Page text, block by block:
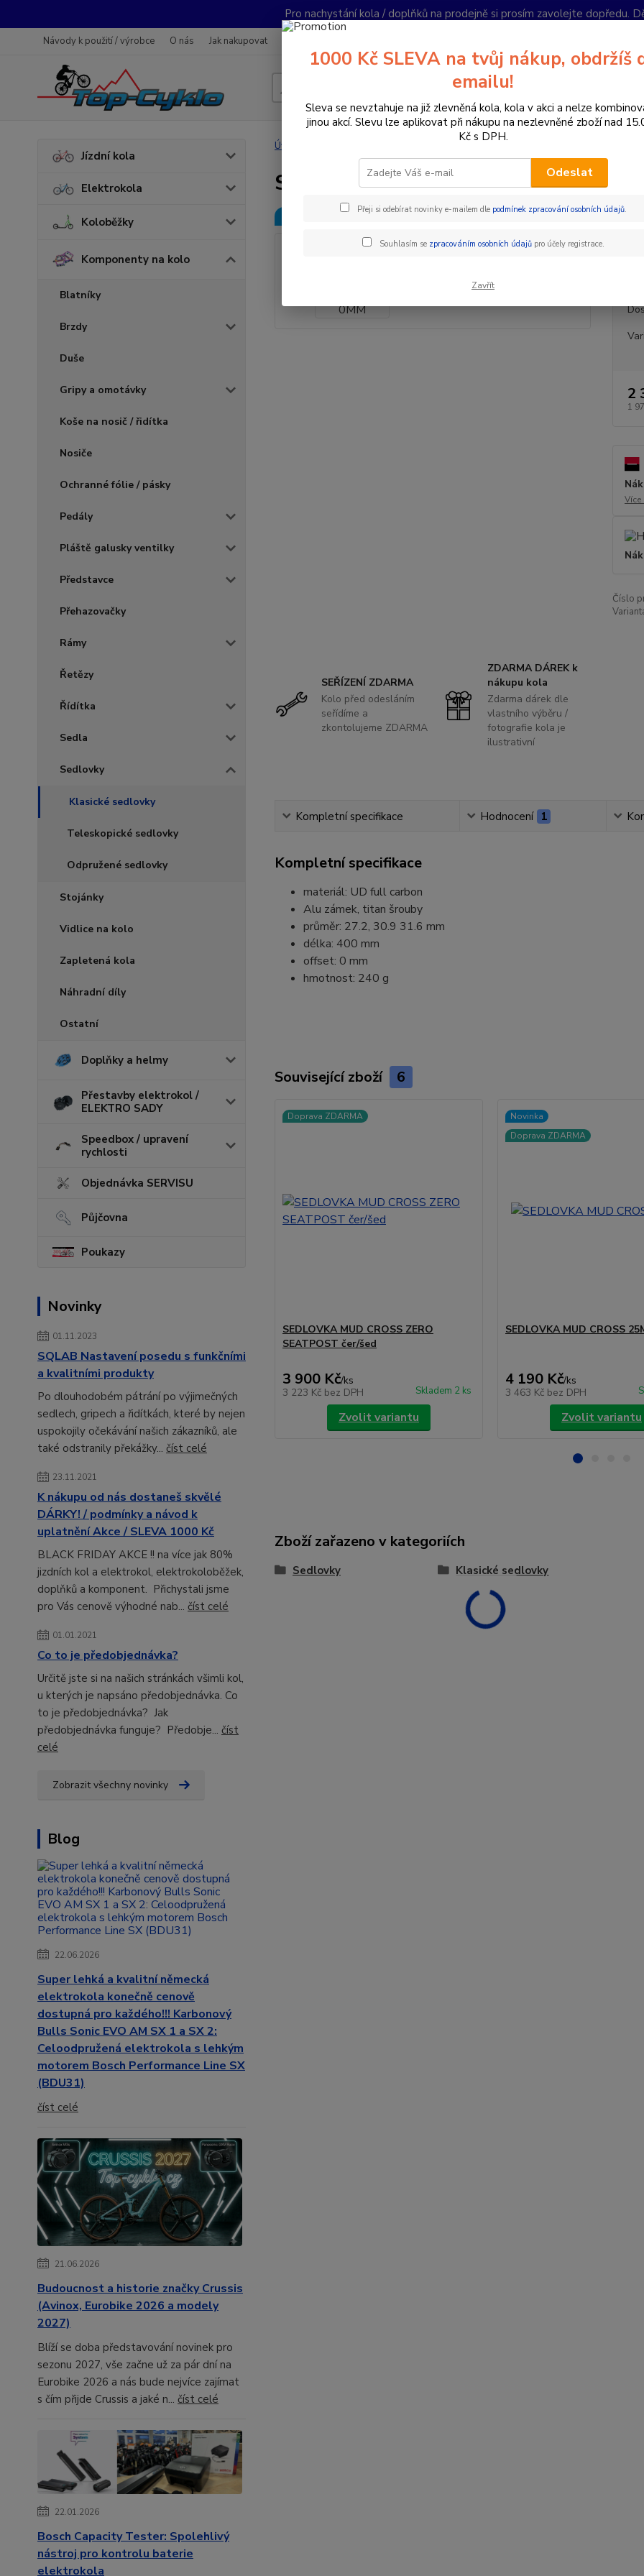
Pro nachystání kola / doplňků na prodejně si prosím zavolejte dopředu.
Návody k použití / výrobce O nás Jak nakupovat
Hledat
PO-
Jízdní kola
Elektrokola
Koloběžky
Komponenty na kolo
Blatníky
Brzdy
Duše
Gripy a omotávky
Koše na nosič / řidítka
Nosiče
Ochranné fólie / pásky
Pedály
Pláště galusky ventilky
Představce
Přehazovačky
Rámy
Řetězy
Řídítka
Sedla
Sedlovky
Klasické sedlovky
Teleskopické sedlovky
Odpružené sedlovky
Stojánky
Vidlice na kolo
Zapletená kola
Náhradní díly
Ostatní
Doplňky a helmy
Přestavby elektrokol /
ELEKTRO SADY
Speedbox / upravení
rychlosti
Objednávka SERVISU
Půjčovna
Poukazy
Novinky
01.11.2023
SQLAB Nastavení posedu s funkčními
a kvalitními produkty
Po dlouhodobém pátrání po výjimečných
sedlech, gripech a řidítkách, které by nejen
uspokojily očekávání našich zákazníků, ale
také odstranily překážky... číst celé
23.11.2021
K nákupu od nás dostaneš skvělé
DÁRKY! / podmínky a návod k
uplatnění Akce / SLEVA 1000 Kč
BLACK FRIDAY AKCE !! na více jak 80%
jizdních kol a elektrokol, elektrokoloběžek,
doplňků a komponent. Přichystali jsme
pro Vás cenově výhodné nab... číst celé
01.01.2021
Co to je předobjednávka?
Určitě jste si na našich stránkách všimli kol,
u kterých je napsáno předobjednávka. Co
to je předobjednávka? Jak
předobjednávka funguje? Předobje... číst
celé
Zobrazit všechny novinky
Blog
22.06.2026
Super lehká a kvalitní německá
elektrokola konečně cenově
dostupná pro každého!!! Karbonový
Bulls Sonic EVO AM SX 1 a SX 2:
Celoodpružená elektrokola s lehkým
motorem Bosch Performance Line SX
(BDU31)
číst celé
21.06.2026
Budoucnost a historie značky Crussis
(Avinox, Eurobike 2026 a modely
2027)
Blíží se doba představování novinek pro
sezonu 2027, vše začne už za pár dní na
Eurobike 2026 a nás bude nejvíce zajímat
s čím přijde Crussis a jaké n... číst celé
22.01.2026
Bosch Capacity Tester: Spolehlivý
nástroj pro kontrolu baterie
elektrokola
Úvod SEDLOVKA
SEDLOVKA MUD CROSS 0MM
30.9
2
1
Číslo
SEŘÍZENÍ ZDARMA
Kolo před odesláním
seřídíme a
zkontolujeme ZDARMA
ZDARMA DÁREK k
nákupu kola
Zdarma dárek dle
vlastního výběru /
fotografie kola je
ilustrativní
Kompletní specifikace Hodnocení 1
Kompletní specifikace
materiál: UD full carbon
Alu zámek, titan šrouby
průměr: 27.2, 30.9 31.6 mm
délka: 400 mm
offset: 0 mm
hmotnost: 240 g
Související zboží 6
Doprava ZDARMA
SEDLOVKA MUD CROSS ZERO
SEATPOST čer/šed
3 900 Kč/ks
3 223 Kč bez DPH Skladem 2 ks
Zvolit variantu
Novinka
Doprava ZDARMA
SEDLOVKA MUD CROSS
4 190 Kč/ks
3 463 Kč bez DPH
Zvolit variantu
Zboží zařazeno v kategoriích
Sedlovky Klasické sedlovky
1000 Kč SLEVA na tvůj nákup, obdržíš
emailu!
Sleva se nevztahuje na již zlevněná kola, kola v akci a nelze
jinou akcí. Slevu lze aplikovat při nákupu na nezlevněné zboží nad
Kč s DPH.
Odeslat
Přeji si odebírat novinky e-mailem dle podmínek zpracování osobních údajů.
Souhlasím se zpracováním osobních údajůpro účely registrace.
Zavřít